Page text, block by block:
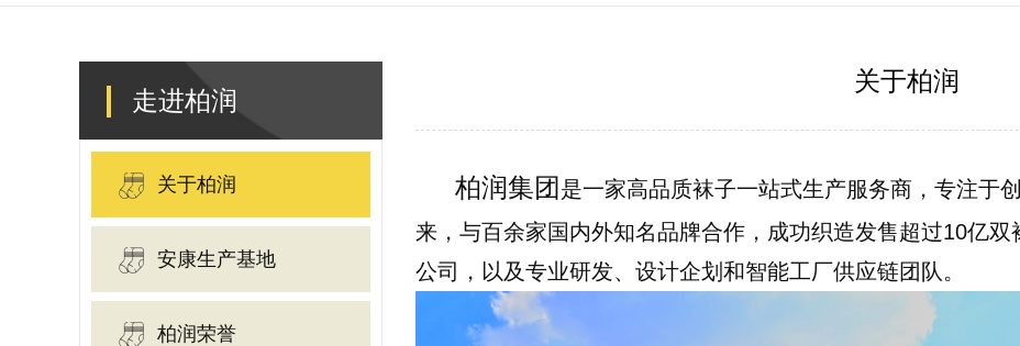
走进柏润
关于柏润
安康生产基地
柏润荣誉
关于柏润
柏润集团 是一家高品质袜子一站式生产服务商，专注于
来，与百余家国内外知名品牌合作，成功织造发售超过10亿
公司，以及专业研发、设计企划和智能工厂供应链团队。